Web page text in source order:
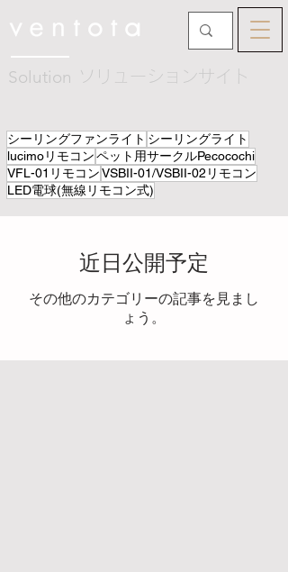
Solution ソリューションサイト
シーリングファンライト シーリングライト
lucimoリモコンペット用サークルPecocochi
VFL-01リモコンVSBII-01/VSBII-02リモコン
LED電球(無線リモコン式)
近日公開予定
その他のカテゴリーの記事を見まし
ょう。